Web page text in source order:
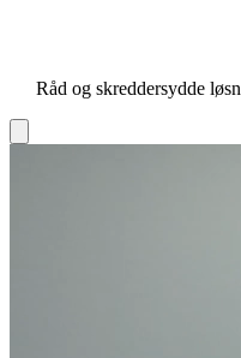
Råd og skreddersydde